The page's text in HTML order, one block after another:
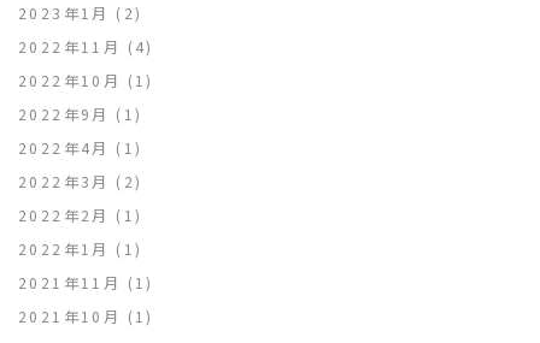
2023年1月
(2)
2022年11月
(4)
2022年10月
(1)
2022年9月
(1)
2022年4月
(1)
2022年3月
(2)
2022年2月
(1)
2022年1月
(1)
2021年11月
(1)
2021年10月
(1)